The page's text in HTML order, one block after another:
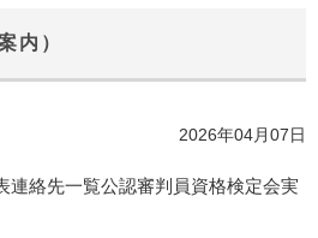
内）
2026年04月07日
絡先一覧公認審判員資格検定会実